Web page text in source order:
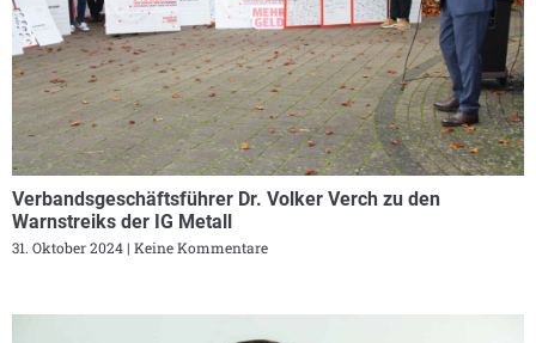
Verbandsgeschäftsführer Dr. Volker Verch zu den
Warnstreiks der IG Metall
31. Oktober 2024 Keine Kommentare